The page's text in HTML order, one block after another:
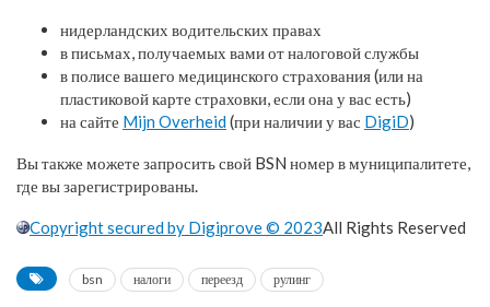
нидерландских водительских правах
в письмах, получаемых вами от налоговой службы
в полисе вашего медицинского страхования (или на
пластиковой карте страховки, если она у вас есть)
на сайте Mijn Overheid(при наличии у вас DigiD)
Вы также можете запросить свой BSN номер в муниципалитете,
где вы зарегистрированы.
Copyright secured by Digiprove © 2023All Rights Reserved
bsn налоги переезд рулинг